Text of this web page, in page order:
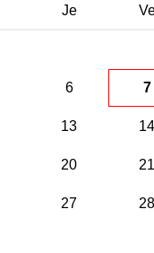
Je
6 7
13 14
20 21
27 28